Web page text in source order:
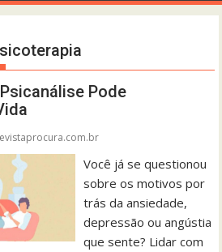
Pode
Você já se questionou
sobre os motivos por
trás da ansiedade,
depressão ou angústia
que sente? Lidar com